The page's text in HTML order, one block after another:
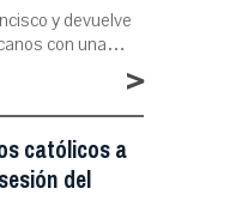
y devuelve
con una…
>
católicos a
del